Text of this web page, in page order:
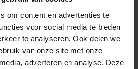
om content en advertenties te
voor social media te bieden
te analyseren. Ook delen we
van onze site met onze
adverteren en analyse. Deze
samenstellen
Skodora locatie in